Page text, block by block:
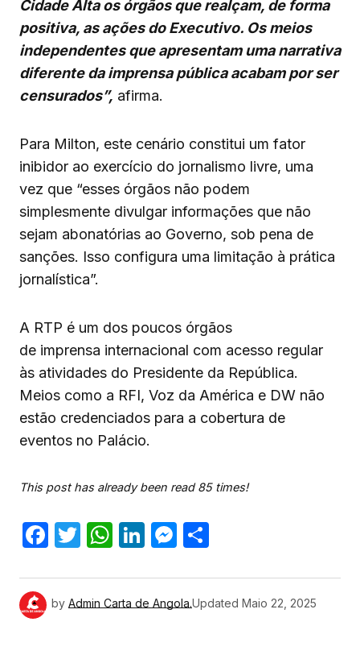
Cidade Alta os órgãos que realçam, de forma
positiva, as ações do Executivo. Os meios
independentes que apresentam uma narrativa
diferente da imprensa pública acabam por ser
censurados”, afirma.
Para Milton, este cenário constitui um fator
inibidor ao exercício do jornalismo livre, uma
vez que “esses órgãos não podem
simplesmente divulgar informações que não
sejam abonatórias ao Governo, sob pena de
sanções. Isso configura uma limitação à prática
jornalística”.
A RTP é um dos poucos órgãos
de imprensa internacional com acesso regular
às atividades do Presidente da República.
Meios como a RFI, Voz da América e DW não
estão credenciados para a cobertura de
eventos no Palácio.
This post has already been read 85 times!
Facebook
Twitter
WhatsApp
LinkedIn
Messenger
by Admin Carta de Angola.Updated Maio 22, 2025